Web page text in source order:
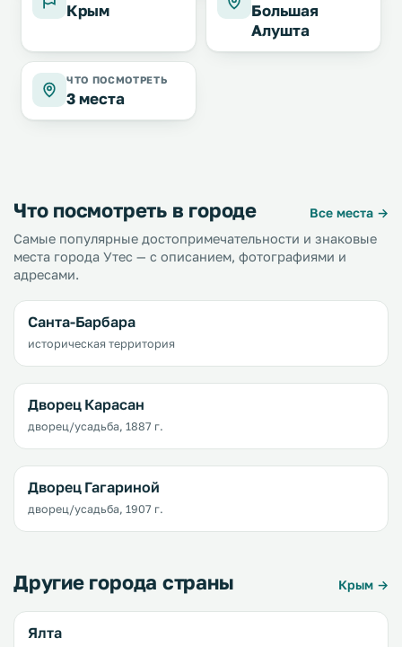
Крым
Большая
Алушта
ЧТО ПОСМОТРЕТЬ
3 места
Что посмотреть в городе
Все места →
Самые популярные достопримечательности и знаковые
места города Утес — с описанием, фотографиями и
адресами.
Санта-Барбара
историческая территория
Дворец Карасан
дворец/усадьба, 1887 г.
Дворец Гагариной
дворец/усадьба, 1907 г.
Другие города страны Крым →
Ялта